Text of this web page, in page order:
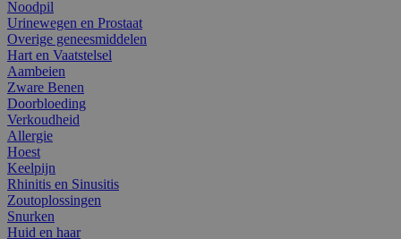
Noodpil
Urinewegen en Prostaat
Overige geneesmiddelen
Hart en Vaatstelsel
Aambeien
Zware Benen
Doorbloeding
Verkoudheid
Allergie
Hoest
Keelpijn
Rhinitis en Sinusitis
Zoutoplossingen
Snurken
Huid en haar